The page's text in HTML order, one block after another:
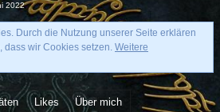
2022
Durch die Nutzung unserer Seite erklären
dass wir Cookies setzen. Weitere
Likes Über mich